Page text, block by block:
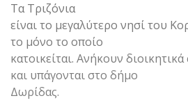
Τα Τριζόνια
είναι το μεγαλύτερο νησί του
το μόνο το οποίο
κατοικείται. Ανήκουν
και υπάγονται στο δήμο
Δωρίδας.